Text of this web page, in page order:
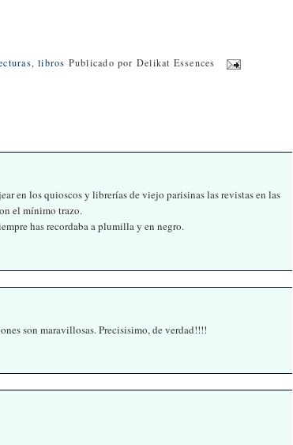
,libros Publicado por Delikat Essences
en los quioscos y librerías de viejo parisinas las revistas en las
el mínimo trazo.
has recordaba a plumilla y en negro.
son maravillosas. Precisisimo, de verdad!!!!